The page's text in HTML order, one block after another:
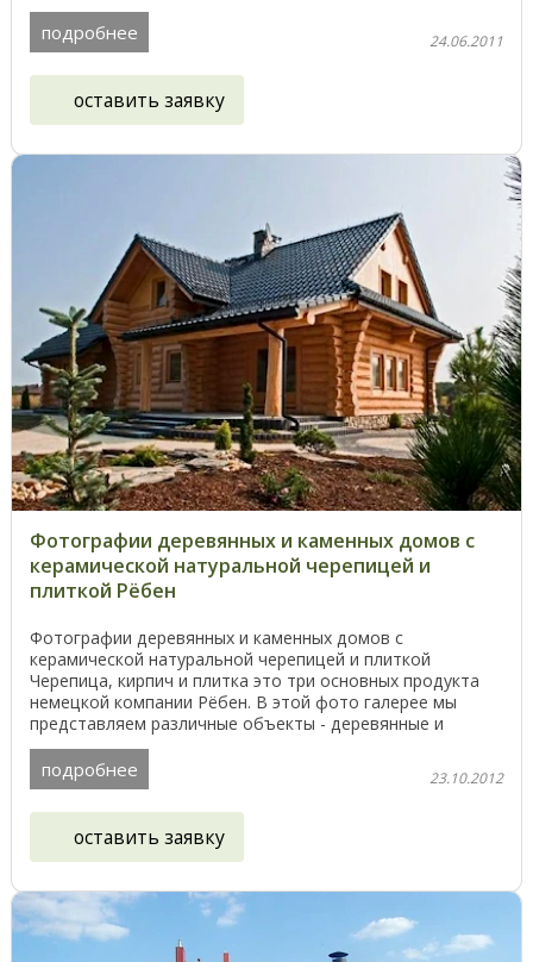
подробнее 24.06.2011
оставить заявку
Фотографии деревянных и каменных домов с
керамической натуральной черепицей и
плиткой Рёбен
Фотографии деревянных и каменных домов с
керамической натуральной черепицей и плиткой
Черепица, кирпич и плитка это три основных продукта
немецкой компании Рёбен. В этой фото галерее мы
представляем различные объекты - деревянные и
кирпичные дома, ...
подробнее 23.10.2012
оставить заявку